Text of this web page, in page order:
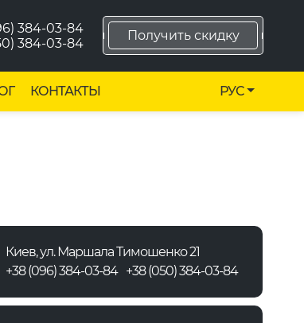
384-03-84
384-03-84
Получить скидку
КОНТАКТЫ РУС
Киев, ул. Маршала Тимошенко 21
+38 (096) 384-03-84 +38 (050) 384-03-84